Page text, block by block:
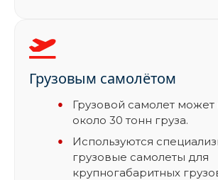
Грузовым самолётом
Грузовой самолет может
около 30 тонн груза.
Используются
грузовые самолеты для
крупногабаритных